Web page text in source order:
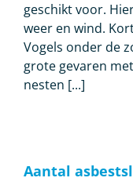
geschikt voor.
weer en wind.
Vogels onder de
grote gevaren
nesten [...]
Aantal